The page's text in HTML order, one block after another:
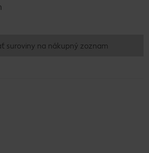
suroviny na nákupný zoznam